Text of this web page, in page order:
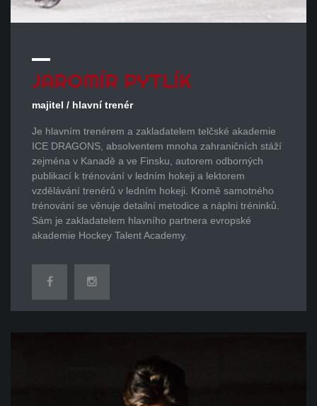
JAROMÍR PYTLÍK
majitel / hlavní trenér
Je hlavním trenérem a zakladatelem telčské akademie
ICE DRAGONS, absolventem mnoha zahraničních stáží
zejména v Kanadě a ve Finsku, autorem odborných
publikací k trénování v ledním hokeji a lektorem
vzdělávání trenérů v ledním hokeji. Kromě samotného
trénování se věnuje detailní metodice a náplni tréninků.
Sám je zakladatelem hlavního partnera evropské
akademie Hockey Talent Academy.